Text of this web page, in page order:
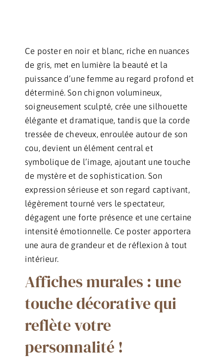
Ce poster en noir et blanc, riche en nuances
de gris, met en lumière la beauté et la
puissance d’une femme au regard profond et
déterminé. Son chignon volumineux,
soigneusement sculpté, crée une silhouette
élégante et dramatique, tandis que la corde
tressée de cheveux, enroulée autour de son
cou, devient un élément central et
symbolique de l’image, ajoutant une touche
de mystère et de sophistication. Son
expression sérieuse et son regard captivant,
légèrement tourné vers le spectateur,
dégagent une forte présence et une certaine
intensité émotionnelle. Ce poster apportera
une aura de grandeur et de réflexion à tout
intérieur.
Affiches murales : une
touche décorative qui
reflète votre
personnalité !